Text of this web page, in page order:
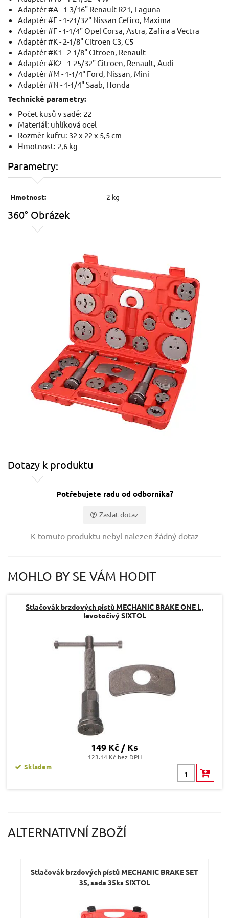
Adaptér #A - 1-3/16" Renault R21, Laguna
Adaptér #E - 1-21/32" Nissan Cefiro, Maxima
Adaptér #F - 1-1/4" Opel Corsa, Astra, Zafira a Vectra
Adaptér #K - 2-1/8" Citroen C3, C5
Adaptér #K1 - 2-1/8" Citroen, Renault
Adaptér #K2 - 1-25/32" Citroen, Renault, Audi
Adaptér #M - 1-1/4" Ford, Nissan, Mini
Adaptér #N - 1-1/4" Saab, Honda
Technické parametry:
Počet kusů v sadě: 22
Materiál: uhlíková ocel
Rozměr kufru: 32 x 22 x 5,5 cm
Hmotnost: 2,6 kg
Parametry:
Hmotnost: 2 kg
360° Obrázek
Dotazy k produktu
Potřebujete radu od odborníka?
Zaslat dotaz
Dotaz:
K tomuto produktu nebyl nalezen žádný dotaz
MOHLO BY SE VÁM HODIT
Stlačovák brzdových pístů MECHANIC BRAKE ONE L,
levotočivý SIXTOL
149 Kč / Ks
123.14 Kč bez DPH
Skladem
ALTERNATIVNÍ ZBOŽÍ
Stlačovák brzdových pístů MECHANIC BRAKE SET
35, sada 35ks SIXTOL